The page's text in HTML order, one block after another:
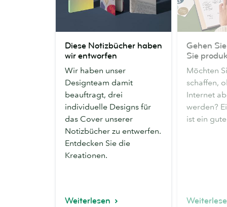
Notizbücher
haben
wir
entworfen
Diese Notizbücher haben
wir entworfen
Wir haben unser
Designteam damit
beauftragt, drei
individuelle Designs für
das Cover unserer
Notizbücher zu entwerfen.
Entdecken Sie die
Kreationen.
Weiterlesen
Sie
offline.
Seien
Sie
produktiv.
Gehen
Sie
Möchten
schaffen,
Internet
werden?
ist ein